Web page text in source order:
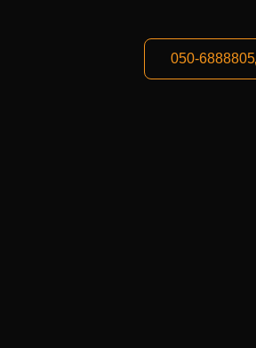
050-6888805